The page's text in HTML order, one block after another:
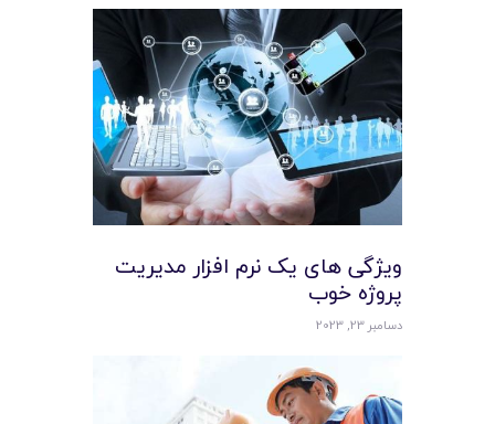
ویژگی ‌های یک نرم افزار مدیریت
پروژه خوب
دسامبر 23, 2023